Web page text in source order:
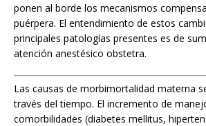
ponen al borde los mecanismos
puérpera. El entendimiento de estos
principales patologías presentes es de
atención anestésico obstetra.
Las causas de morbimortalidad materna
través del tiempo. El incremento de
comorbilidades (diabetes mellitus,